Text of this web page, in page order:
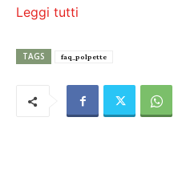
Leggi tutti
TAGS faq_polpette